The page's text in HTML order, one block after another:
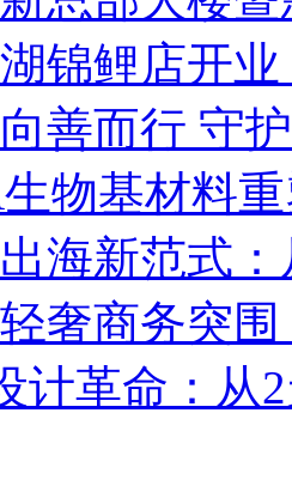
锦鲤店开
善而行 守
生物基材料
海新范式
奢商务突
计革命：从